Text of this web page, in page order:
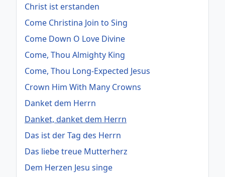
Christ ist erstanden
Come Christina Join to Sing
Come Down O Love Divine
Come, Thou Almighty King
Come, Thou Long-Expected Jesus
Crown Him With Many Crowns
Danket dem Herrn
Danket, danket dem Herrn
Das ist der Tag des Herrn
Das liebe treue Mutterherz
Dem Herzen Jesu singe